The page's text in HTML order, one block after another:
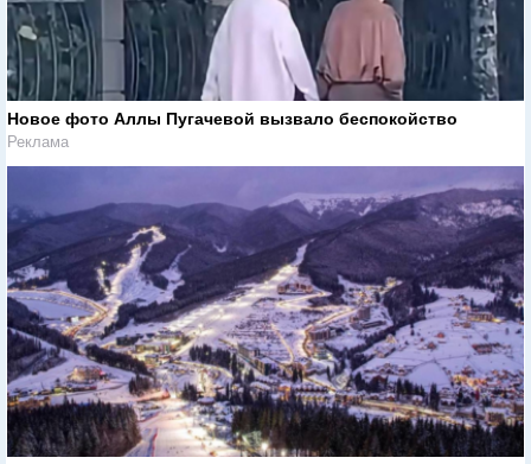
Новое фото Аллы Пугачевой вызвало беспокойство
Реклама